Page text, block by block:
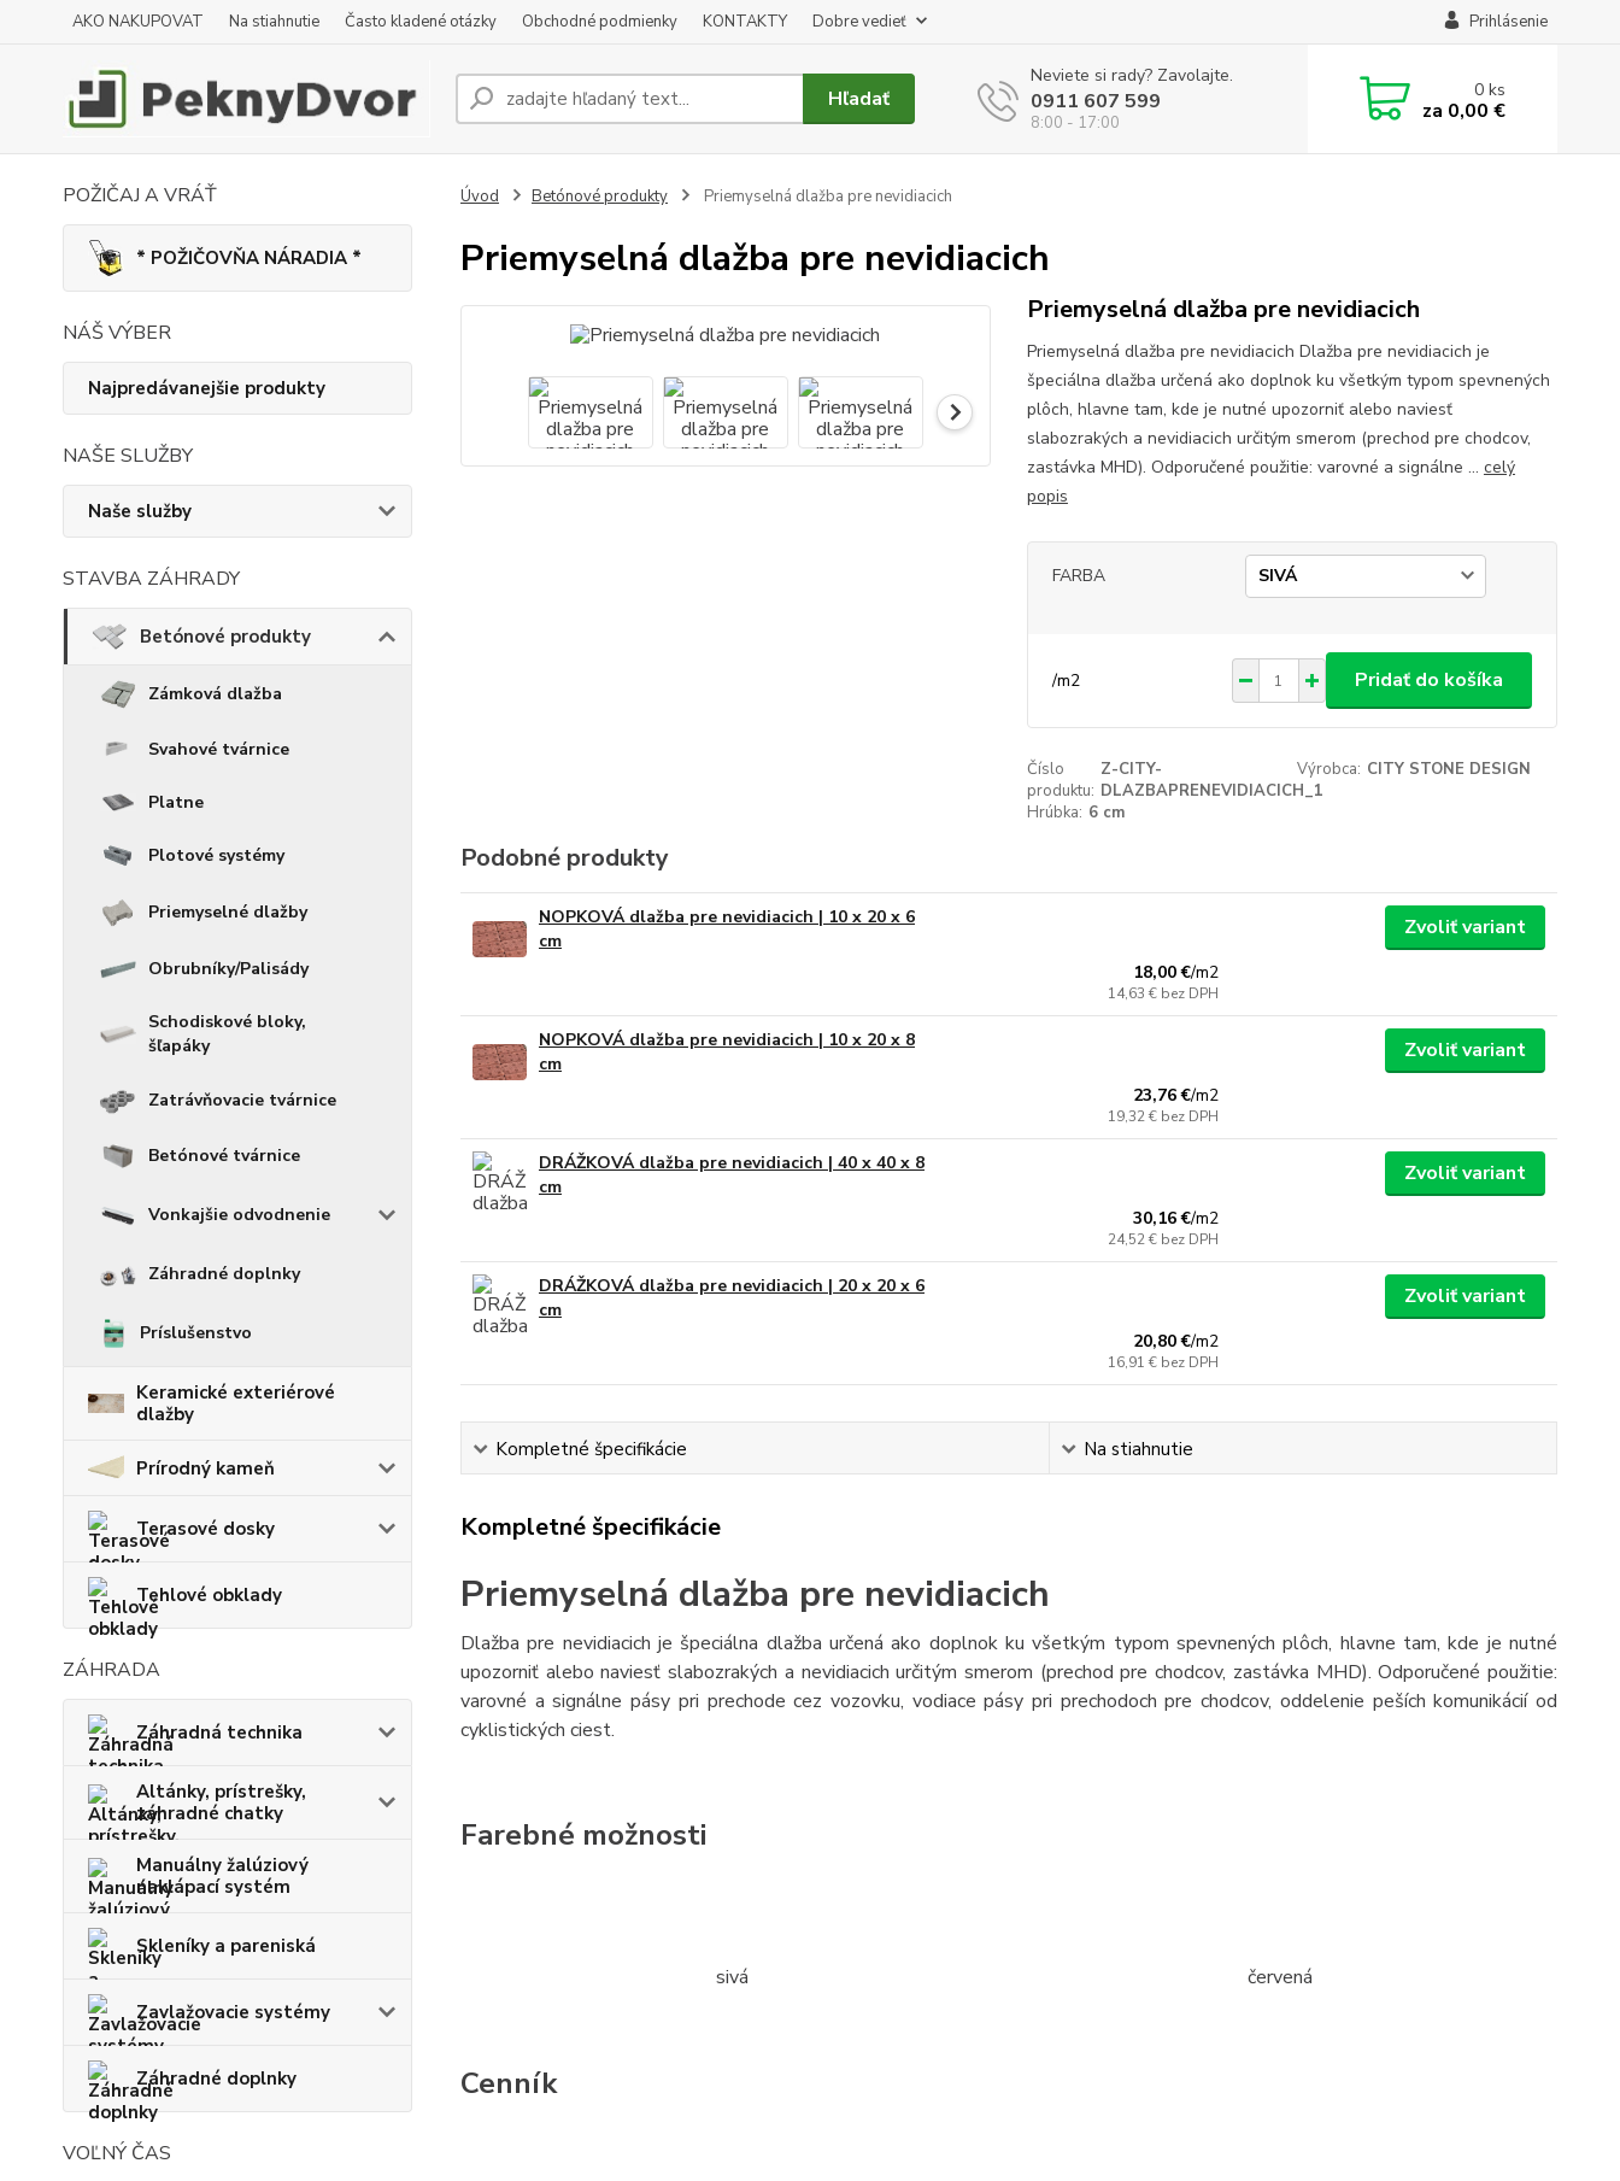
AKO NAKUPOVAT Na stiahnutie Často kladené otázky Obchodné podmienky KONTAKTY Dobre vedieť Prihlásenie
Hľadať
Neviete si rady? Zavolajte.
0911 607 599
8:00 - 17:00
0ks
za 0,00 €
POŽIČAJ A VRÁŤ
* POŽIČOVŇA NÁRADIA *
NÁŠ VÝBER
Najpredávanejšie produkty
NAŠE SLUŽBY
Naše služby
STAVBA ZÁHRADY
Betónové produkty
Zámková dlažba
Svahové tvárnice
Platne
Plotové systémy
Priemyselné dlažby
Obrubníky/Palisády
Schodiskové bloky,
šľapáky
Zatrávňovacie tvárnice
Betónové tvárnice
Vonkajšie odvodnenie
Záhradné doplnky
Príslušenstvo
Keramické exteriérové
dlažby
Prírodný kameň
Terasové dosky
Tehlové obklady
ZÁHRADA
Záhradná technika
Altánky, prístrešky,
záhradné chatky
Manuálny žalúziový
naklápací systém
Skleníky a pareniská
Zavlažovacie systémy
Záhradné doplnky
VOĽNÝ ČAS
Úvod Betónové produkty Priemyselná dlažba pre nevidiacich
Priemyselná dlažba pre nevidiacich
Priemyselná dlažba pre nevidiacich
Priemyselná dlažba pre nevidiacich Dlažba pre nevidiacich je
špeciálna dlažba určená ako doplnok ku všetkým typom spevnených
plôch, hlavne tam, kde je nutné upozorniť alebo naviesť
slabozrakých a nevidiacich určitým smerom (prechod pre chodcov,
zastávka MHD). Odporučené použitie: varovné a signálne ... celý
popis
FARBA
/m2 Pridať do košíka
Číslo
produktu:
Z-CITY-
DLAZBAPRENEVIDIACICH_1
Výrobca: CITY STONE DESIGN
Hrúbka: 6 cm
Podobné produkty
NOPKOVÁ dlažba pre nevidiacich | 10 x 20 x 6
cm
18,00 €/m2
14,63 € bez DPH
Zvoliť variant
NOPKOVÁ dlažba pre nevidiacich | 10 x 20 x 8
cm
23,76 €/m2
19,32 € bez DPH
Zvoliť variant
DRÁŽKOVÁ dlažba pre nevidiacich | 40 x 40 x 8
cm
30,16 €/m2
24,52 € bez DPH
Zvoliť variant
DRÁŽKOVÁ dlažba pre nevidiacich | 20 x 20 x 6
cm
20,80 €/m2
16,91 € bez DPH
Zvoliť variant
Kompletné špecifikácie Na stiahnutie
Kompletné špecifikácie
Priemyselná dlažba pre nevidiacich
Dlažba pre nevidiacich je špeciálna dlažba určená ako doplnok ku všetkým typom spevnených plôch, hlavne tam, kde je nutné
upozorniť alebo naviesť slabozrakých a nevidiacich určitým smerom (prechod pre chodcov, zastávka MHD). Odporučené použitie:
varovné a signálne pásy pri prechode cez vozovku, vodiace pásy pri prechodoch pre chodcov, oddelenie peších komunikácií od
cyklistických ciest.
Farebné možnosti
sivá červená
Cenník